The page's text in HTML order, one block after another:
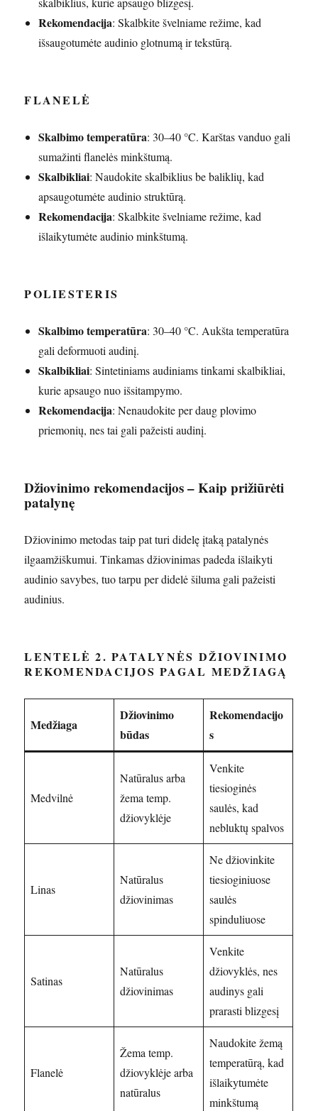
Rekomendacija: Skalbkite švelniame režime, kad
išsaugotumėte audinio glotnumą ir tekstūrą.
FLANELĖ
Skalbimo temperatūra: 30–40 °C. Karštas vanduo gali
sumažinti flanelės minkštumą.
Skalbikliai: Naudokite skalbiklius be baliklių, kad
apsaugotumėte audinio struktūrą.
Rekomendacija: Skalbkite švelniame režime, kad
išlaikytumėte audinio minkštumą.
POLIESTERIS
Skalbimo temperatūra: 30–40 °C. Aukšta temperatūra
gali deformuoti audinį.
Skalbikliai: Sintetiniams audiniams tinkami skalbikliai,
kurie apsaugo nuo išsitampymo.
Rekomendacija: Nenaudokite per daug plovimo
priemonių, nes tai gali pažeisti audinį.
Džiovinimo rekomendacijos – Kaip prižiūrėti
patalynę
Džiovinimo metodas taip pat turi didelę įtaką patalynės
ilgaamžiškumui. Tinkamas džiovinimas padeda išlaikyti
audinio savybes, tuo tarpu per didelė šiluma gali pažeisti
audinius.
LENTELĖ 2. PATALYNĖS DŽIOVINIMO
REKOMENDACIJOS PAGAL MEDŽIAGĄ
Medžiaga
Džiovinimo
būdas
Rekomendacijo
s
Medvilnė
Natūralus arba
žema temp.
džiovyklėje
Venkite
tiesioginės
saulės, kad
nebluktų spalvos
Linas
Natūralus
džiovinimas
Ne džiovinkite
tiesioginiuose
saulės
spinduliuose
Satinas
Natūralus
džiovinimas
Venkite
džiovyklės, nes
audinys gali
prarasti blizgesį
Flanelė
Žema temp.
džiovyklėje arba
natūralus
Naudokite žemą
temperatūrą, kad
išlaikytumėte
minkštumą